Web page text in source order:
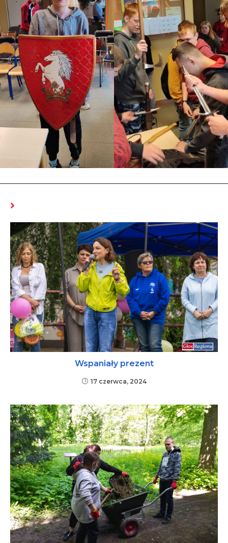
Wspaniały prezent
17 czerwca, 2024